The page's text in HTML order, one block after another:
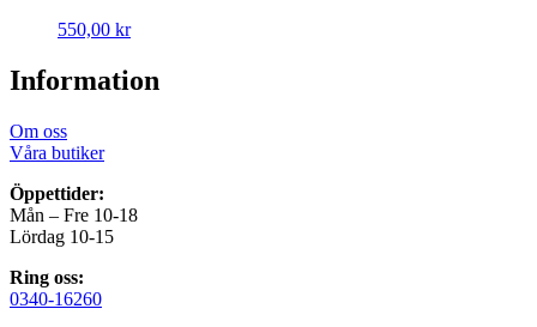
550,00 kr
Information
Om oss
Våra butiker
Öppettider:
Mån – Fre 10-18
Lördag 10-15
Ring oss:
0340-16260